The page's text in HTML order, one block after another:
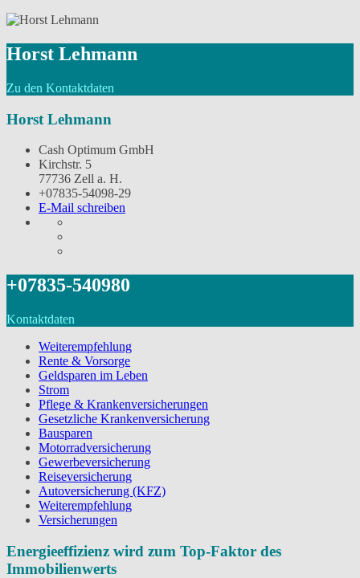
Horst Lehmann
Zu den Kontaktdaten
Horst Lehmann
Cash Optimum GmbH
Kirchstr. 5
77736 Zell a. H.
+07835-54098-29
E-Mail schreiben
+07835-540980
Kontaktdaten
Weiterempfehlung
Rente & Vorsorge
Geldsparen im Leben
Strom
Pflege & Krankenversicherungen
Gesetzliche Krankenversicherung
Bausparen
Motorradversicherung
Gewerbeversicherung
Reiseversicherung
Autoversicherung (KFZ)
Weiterempfehlung
Versicherungen
Energieeffizienz wird zum Top-Faktor des
Immobilienwerts